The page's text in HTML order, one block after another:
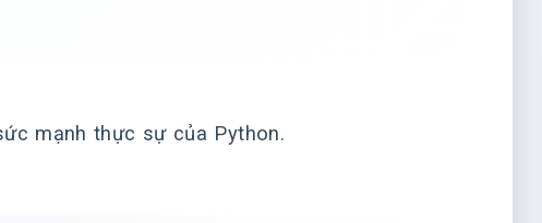
mạnh thực sự của Python.